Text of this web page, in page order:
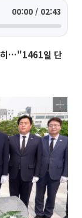
00:00 / 02:43
히…"1461일 단